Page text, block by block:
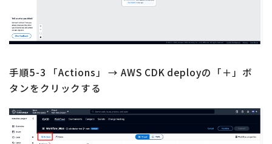
手順5-3 「Actions」 → AWS CDK deployの「＋」ボ
タンをクリックする